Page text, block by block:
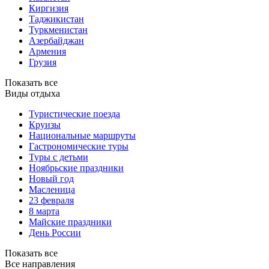
Киргизия
Таджикистан
Туркменистан
Азербайджан
Армения
Грузия
Показать все
Виды отдыха
Туристические поезда
Круизы
Национальные маршруты
Гастрономические туры
Туры с детьми
Ноябрьские праздники
Новый год
Масленица
23 февраля
8 марта
Майские праздники
День России
Показать все
Все направления